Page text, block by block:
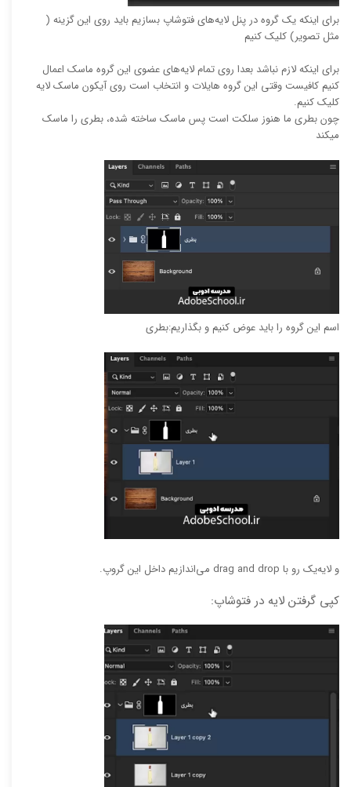
برای اینکه یک گروه در پنل لایه‌های فتوشاپ بسازیم باید روی این گزینه (
مثل تصویر) کلیک کنیم
برای اینکه لازم نباشد بعدا روی تمام لایه‌های عضوی این گروه ماسک اعمال
کنیم کافیست وقتی این گروه هایلات و انتخاب است روی آیکون ماسک لایه
کلیک کنیم.
چون بطری ما هنوز سلکت است پس ماسک ساخته شده، بطری را ماسک
میکند
اسم این گروه را باید عوض کنیم و بگذاریم:بطری
‫و لایه‌یک رو با drag and drop می‌اندازیم داخل این گروپ.
کپی گرفتن لایه در فتوشاپ: